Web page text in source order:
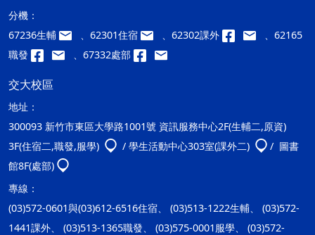
分機：
67236生輔
、62301住宿 、62302課外
、62165
職發
、67332處部
交大校區
地址：
300093 新竹市東區大學路1001號 資訊服務中心2F(生輔二,原資)
3F(住宿二,職發,服學)
/ 學生活動中心303室(課外二)
/ 圖書
館8F(處部)
專線：
(03)572-0601與(03)612-6516住宿、 (03)513-1222生輔、 (03)572-
1441課外、 (03)513-1365職發、 (03)575-0001服學、 (03)572-